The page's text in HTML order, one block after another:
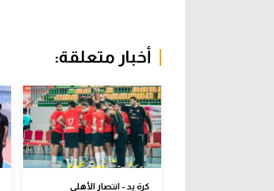
أخبار متعلقة:
كرة يد - انتصار الأهلي